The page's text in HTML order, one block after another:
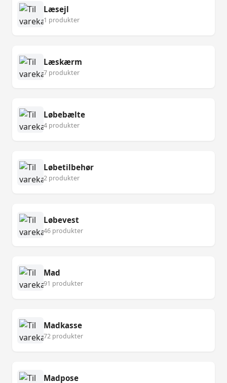
Læsejl
1 produkter
Læskærm
7 produkter
Løbebælte
4 produkter
Løbetilbehør
2 produkter
Løbevest
46 produkter
Mad
91 produkter
Madkasse
72 produkter
Madpose